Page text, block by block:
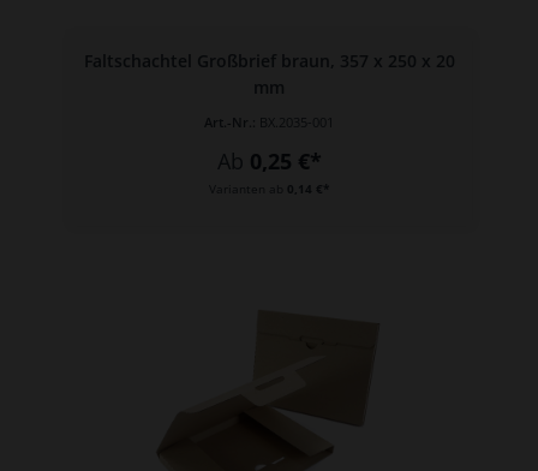
Faltschachtel Großbrief braun, 357 x 250 x 20
mm
Art.-Nr.: BX.2035-001
Ab 0,25 €*
0,14 €*